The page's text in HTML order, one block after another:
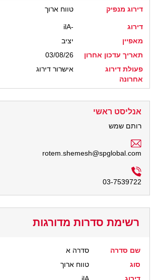
דירוג מנפיק טווח ארוך
דירוג
ilA-
מאפיין
יציב
תאריך עדכון אחרון
03/08/26
פעולת דירוג
אחרונה
אישרור דירוג
אנליסט ראשי
רותם שמש
rotem.shemesh@spglobal.com
03-7539722
רשימת סדרות מדורגות
שם סדרה
סדרה א
סוג
טווח ארוך